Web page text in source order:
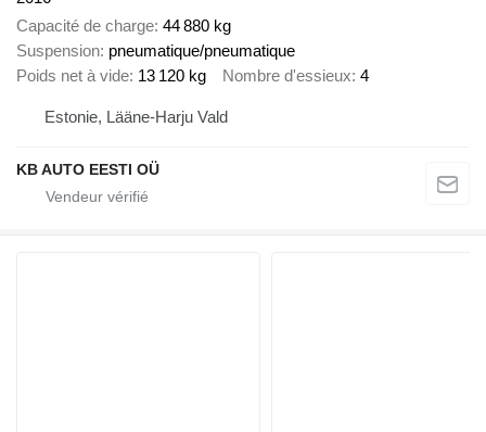
Capacité de charge 44 880 kg
Suspension pneumatique/pneumatique
Poids net à vide 13 120 kg Nombre d'essieux 4
Estonie, Lääne-Harju Vald
KB AUTO EESTI OÜ